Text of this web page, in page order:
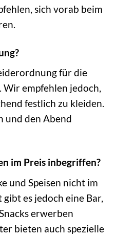
sich vorab beim
für die
Wir empfehlen jedoch,
festlich zu kleiden.
und den Abend
im Preis inbegriffen?
und Speisen nicht im
es jedoch eine Bar,
erwerben
bieten auch spezielle